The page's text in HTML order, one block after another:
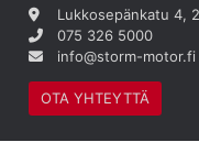
Lukkosepänkatu 4,
075 326 5000
info@storm-motor.fi
OTA YHTEYTTÄ